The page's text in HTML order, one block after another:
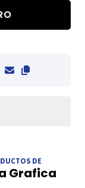
DE
Grafica